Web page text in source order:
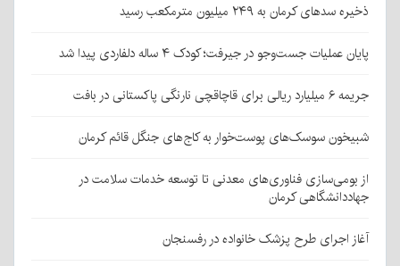
ذخیره سدهای کرمان به ۲۴۹ میلیون مترمکعب رسید
پایان عملیات جست‌وجو در جیرفت؛ کودک ۴ ساله دلفاردی پیدا شد
جریمه ۶ میلیارد ریالی برای قاچاقچی نارنگی پاکستانی در بافت
شبیخون سوسک‌های پوست‌خوار به کاج‌های جنگل قائم کرمان
از بومی‌سازی فناوری‌های معدنی تا توسعه خدمات سلامت در
جهاددانشگاهی کرمان
آغاز اجرای طرح پزشک خانواده در رفسنجان